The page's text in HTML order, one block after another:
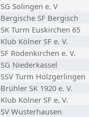
SG Solingen e. V
Bergische SF Bergisch
SK Turm Euskirchen 65
Klub Kölner SF e. V.
SF Rodenkirchen e. V.
SG Niederkassel
SSV Turm Holzgerlingen
Brühler SK 1920 e. V.
Klub Kölner SF e. V.
SV Wusterhausen